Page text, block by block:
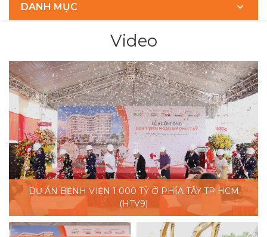
DANH MỤC
Video
DỰ ÁN BỆNH VIỆN 1 000 TỶ Ở PHÍA TÂY TP HCM
(HTV9)